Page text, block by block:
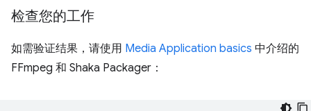
检查您的工作
如需验证结果，请使用 Media Application basics 中介绍的
FFmpeg 和 Shaka Packager：